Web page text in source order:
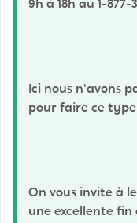
9h à 18h au 1-877-
Ici nous n'avons
pour faire ce type
On vous invite à
une excellente fin